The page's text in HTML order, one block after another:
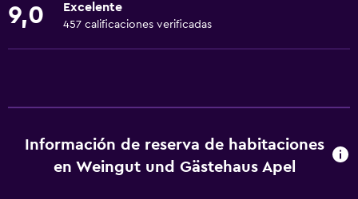
Extinguidor
Champú
Aire acondicionado
Papeleras
9,0 Excelente
457 calificaciones verificadas
Información de reserva de habitaciones
en Weingut und Gästehaus Apel